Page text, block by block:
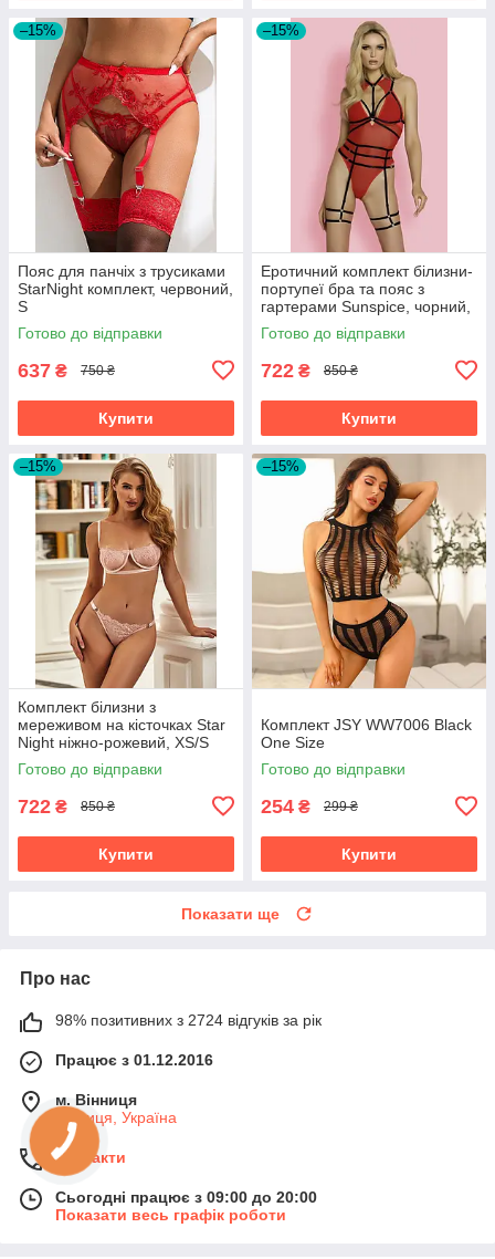
–15%
Пояс для панчіх з трусиками
StarNight комплект, червоний,
S
Готово до відправки
637 ₴ 750 ₴
Купити
–15%
Еротичний комплект білизни-
портупеї бра та пояс з
гартерами Sunspice, чорний,
One Size
Готово до відправки
722 ₴ 850 ₴
Купити
–15%
Комплект білизни з
мереживом на кісточках Star
Night ніжно-рожевий, XS/S
Готово до відправки
722 ₴ 850 ₴
Купити
–15%
Комплект JSY WW7006 Black
One Size
Готово до відправки
254 ₴ 299 ₴
Купити
Показати ще
Про нас
98% позитивних з 2724 відгуків за рік
Працює з 01.12.2016
м. Вінниця
Вінниця, Україна
Контакти
Сьогодні працює з 09:00 до 20:00
Показати весь графік роботи